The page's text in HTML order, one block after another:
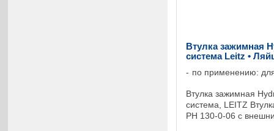
Втулка зажимная
система Leitz •
по применению:
Втулка зажимная
система, LEITZ
PH 130-0-06 с